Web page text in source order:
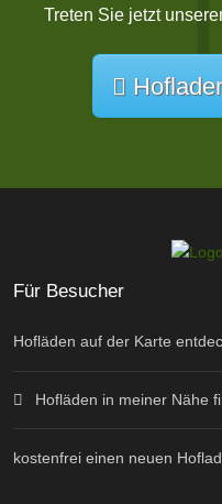
Treten Sie jetzt
Für Besucher
Hofläden auf der Karte
Hofläden in meiner Nähe
kostenfrei einen neuen